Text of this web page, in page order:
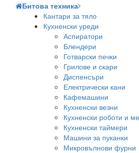
Битова техника
Кантари за тяло
Кухненски уреди
Аспиратори
Блендери
Готварски печки
Грилове и скари
Диспенсъри
Електрически кани
Кафемашини
Кухненски везни
Кухненски роботи и
Кухненски таймери
Машини за пуканки
Микровълнови фурни